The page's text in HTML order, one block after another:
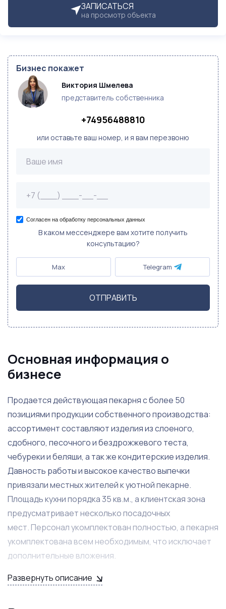
ЗАПИСАТЬСЯ
на просмотр объекта
Бизнес покажет
Виктория Шмелева
представитель собственника
+74956488810
или оставьте ваш номер, и я вам перезвоню
Согласен на обработку персональных данных
В каком мессенджере вам хотите получить
консультацию?
Max Telegram
ОТПРАВИТЬ
Основная информация о
бизнесе
Продается действующая пекарня с более 50
позициями продукции собственного производства:
ассортимент составляют изделия из слоеного,
сдобного, песочного и бездрожжевого теста,
чебуреки и беляши, а так же кондитерские изделия.
Давность работы и высокое качество выпечки
привязали местных жителей к уютной пекарне.
Площадь кухни порядка 35 кв.м., а клиентская зона
предусматривает несколько посадочных
мест. Персонал укомплектован полностью, а пекарня
укомплектована всем необходимым, что исключает
дополнительные вложения.
Главными преимуществами пекарни являются:
Развернуть описание